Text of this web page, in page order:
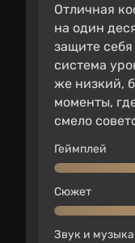
Отличная
на один
защите
система
же низкий,
моменты,
смело
Геймплей
Сюжет
Звук и музыка